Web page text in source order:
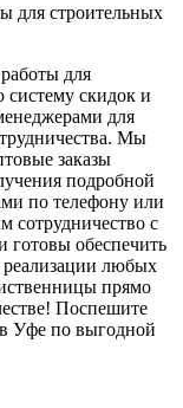
для строительных
для
скидок и
для
Мы
заказы
подробной
по телефону или
сотрудничество с
готовы обеспечить
реализации любых
прямо
Поспешите
Уфе по выгодной